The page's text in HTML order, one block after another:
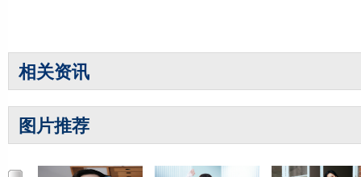
相关资讯
图片推荐